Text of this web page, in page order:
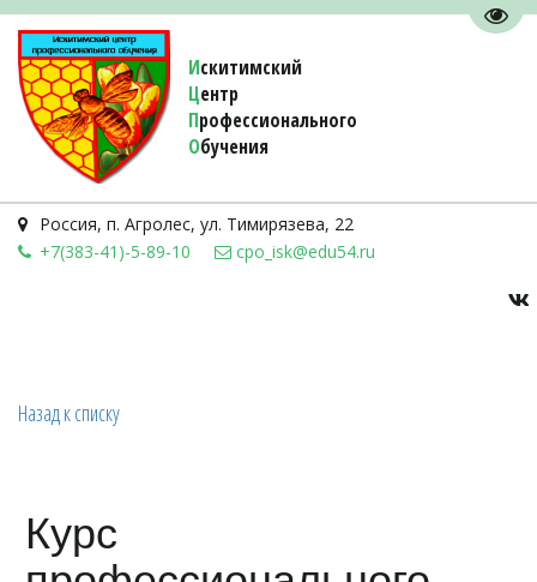
Искитимский
Центр
Профессионального
Обучения
Россия, п. Агролес, ул. Тимирязева, 22
+7(383-41)-5-89-10
cpo_isk@edu54.ru
Назад к списку
Курс